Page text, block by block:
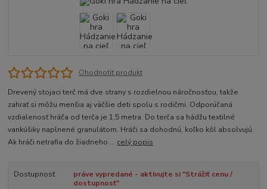
Ohodnotiť produkt
Drevený stojaci terč má dve strany s rozdielnou náročnosťou, takže
zahrať si môžu menšia aj väčšie deti spolu s rodičmi. Odporúčaná
vzdialenosť hráča od terča je 1,5 metra. Do terča sa hádžu textilné
vankúšiky naplnené granulátom. Hráči sa dohodnú, koľko kôl absolvujú.
Ak hráči netrafia do žiadneho ... celý popis
Dostupnosť
práve vypredané - aktivujte si "Strážiť cenu /
dostupnosť"